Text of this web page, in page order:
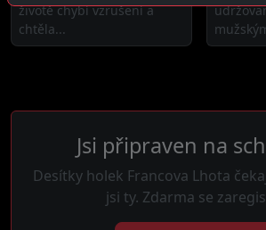
životě chybí vzrušení a
chtěla...
Jsi připraven na
Desítky holek Francova Lhota
jsi ty. Zdarma se